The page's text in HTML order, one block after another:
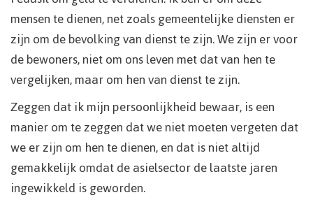
mensen te dienen, net zoals gemeentelijke diensten er
zijn om de bevolking van dienst te zijn. We zijn er voor
de bewoners, niet om ons leven met dat van hen te
vergelijken, maar om hen van dienst te zijn.
Zeggen dat ik mijn persoonlijkheid bewaar, is een
manier om te zeggen dat we niet moeten vergeten dat
we er zijn om hen te dienen, en dat is niet altijd
gemakkelijk omdat de asielsector de laatste jaren
ingewikkeld is geworden.